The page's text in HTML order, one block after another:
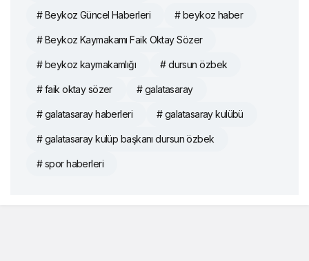
# Beykoz Güncel Haberleri # beykoz haber
# Beykoz Kaymakamı Faik Oktay Sözer
# beykoz kaymakamlığı # dursun özbek
# faik oktay sözer # galatasaray
# galatasaray haberleri # galatasaray kulübü
# galatasaray kulüp başkanı dursun özbek
# spor haberleri